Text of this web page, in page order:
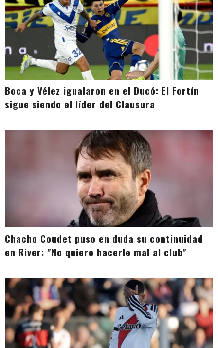
Boca y Vélez igualaron en el Ducó: El Fortín
sigue siendo el líder del Clausura
Chacho Coudet puso en duda su continuidad
en River: "No quiero hacerle mal al club"